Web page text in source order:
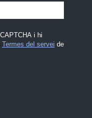
i hi
Termes del servei de